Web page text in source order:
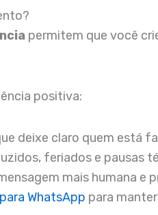
permitem que você
positiva:
deixe claro quem está
feriados e pausas
mais humana e
WhatsApp para